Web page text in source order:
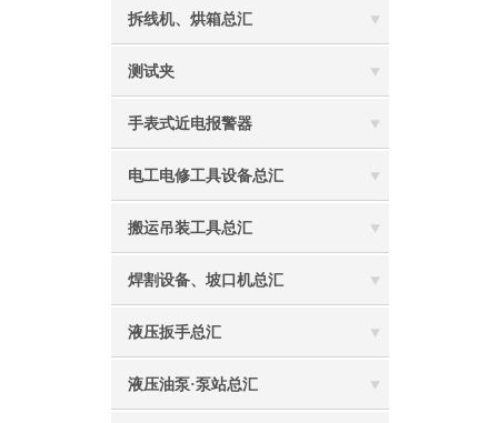
拆线机、烘箱总汇
测试夹
手表式近电报警器
电工电修工具设备总汇
搬运吊装工具总汇
焊割设备、坡口机总汇
液压扳手总汇
液压油泵·泵站总汇